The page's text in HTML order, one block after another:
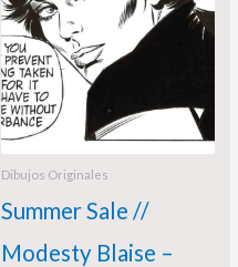
Dibujos Originales
Summer Sale //
Modesty Blaise –